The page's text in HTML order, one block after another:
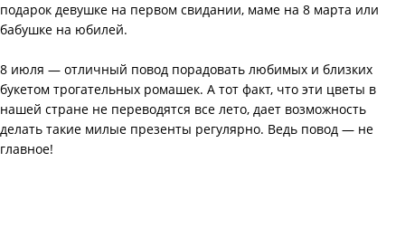
подарок девушке на первом свидании, маме на 8 марта или
бабушке на юбилей.
8 июля — отличный повод порадовать любимых и близких
букетом трогательных ромашек. А тот факт, что эти цветы в
нашей стране не переводятся все лето, дает возможность
делать такие милые презенты регулярно. Ведь повод — не
главное!